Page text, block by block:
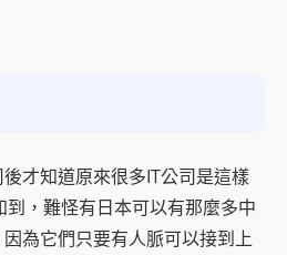
才知道原來很多IT公司是這樣
，難怪有日本可以有那麼多中
為它們只要有人脈可以接到上